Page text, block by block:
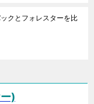
クとフォレスターを比
)